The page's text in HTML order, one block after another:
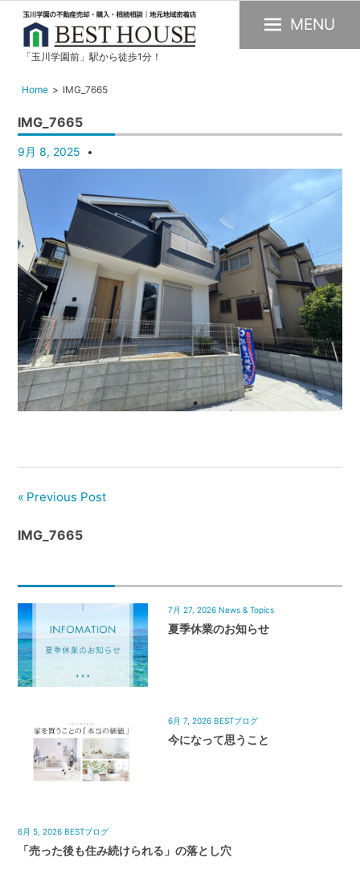
玉
川
園
の
不
動
産
購
入・
売
却・
賃
貸・
管
理
｜
密
着
HOUSE
「玉川学園前」駅から徒歩1分！
MENU
Home IMG_7665
IMG_7665
9月 8, 2025
Previous Post
IMG_7665
7月 27, 2026 News & Topics
夏季休業のお知らせ
6月 7, 2026 BESTブログ
今になって思うこと
6月 5, 2026 BESTブログ
「売った後も住み続けられる」の落とし穴